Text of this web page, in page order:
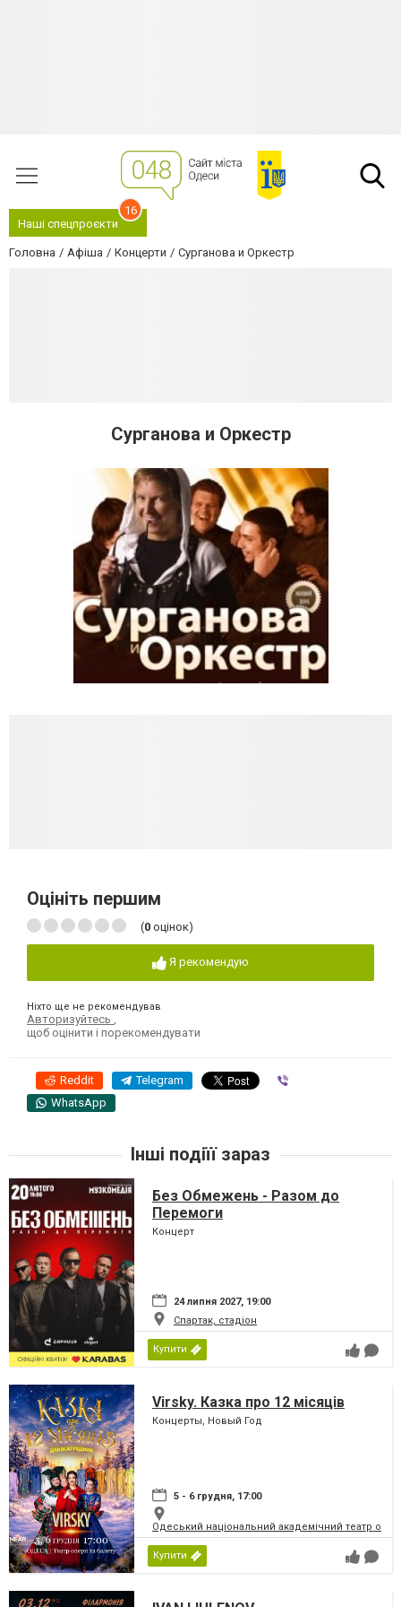
Наші спецпроєкти
16
Головна Афіша Концерти Сурганова и Оркестр
Сурганова и Оркестр
Оцініть першим
(0 оцінок)
Я рекомендую
Ніхто ще не рекомендував
Авторизуйтесь
щоб оцінити і порекомендувати
Reddit Telegram
WhatsApp
Інші подіїї зараз
Без Обмежень - Разом до
Перемоги
Концерт
24 липня 2027, 19:00
Спартак, стадіон
Купити
Virsky. Казка про 12 місяців
Концерты, Новый Год
5 - 6 грудня, 17:00
Одеський національний академічний театр
Купити